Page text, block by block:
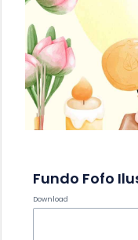
Download